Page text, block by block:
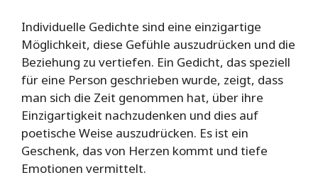
Individuelle Gedichte sind eine einzigartige
Möglichkeit, diese Gefühle auszudrücken und die
Beziehung zu vertiefen. Ein Gedicht, das speziell
für eine Person geschrieben wurde, zeigt, dass
man sich die Zeit genommen hat, über ihre
Einzigartigkeit nachzudenken und dies auf
poetische Weise auszudrücken. Es ist ein
Geschenk, das von Herzen kommt und tiefe
Emotionen vermittelt.